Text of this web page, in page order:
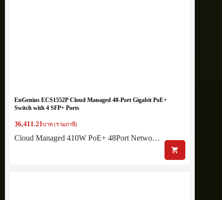
EnGenius ECS1552P Cloud Managed 48-Port Gigabit PoE+
Switch with 4 SFP+ Ports
36,411.21บาท (รวมภาษี)
Cloud Managed 410W PoE+ 48Port Netwo…